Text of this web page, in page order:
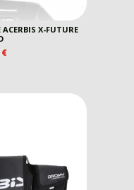
X-FUTURE
€